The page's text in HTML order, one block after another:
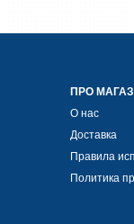
ПРО
О нас
Доставка
Правила
Политика